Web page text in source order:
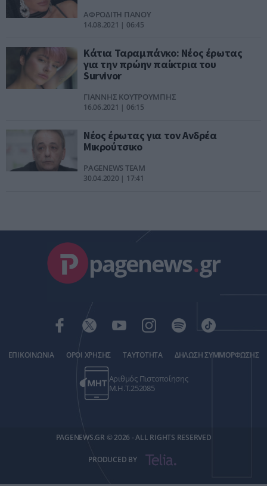
ΑΦΡΟΔΙΤΗ ΠΑΝΟΥ
14.08.2021 | 06:45
Κάτια Ταραμπάνκο: Νέος έρωτας
για την πρώην παίκτρια του
Survivor
ΓΙΑΝΝΗΣ ΚΟΥΤΡΟΥΜΠΗΣ
16.06.2021 | 06:15
Νέος έρωτας για τον Ανδρέα
Μικρούτσικο
PAGENEWS TEAM
30.04.2020 | 17:41
pagenews.gr
ΕΠΙΚΟΙΝΩΝΙΑ ΟΡΟΙ ΧΡΗΣΗΣ ΤΑΥΤΟΤΗΤΑ ΔΗΛΩΣΗ ΣΥΜΜΟΡΦΩΣΗΣ
Αριθμός Πιστοποίησης
Μ.Η.Τ.252085
PAGENEWS.GR © 2026 - ALL RIGHTS RESERVED
PRODUCED BY